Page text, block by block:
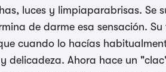
luces y limpiaparabrisas. Se
de darme esa sensación.
cuando lo hacías
delicadeza. Ahora hace un